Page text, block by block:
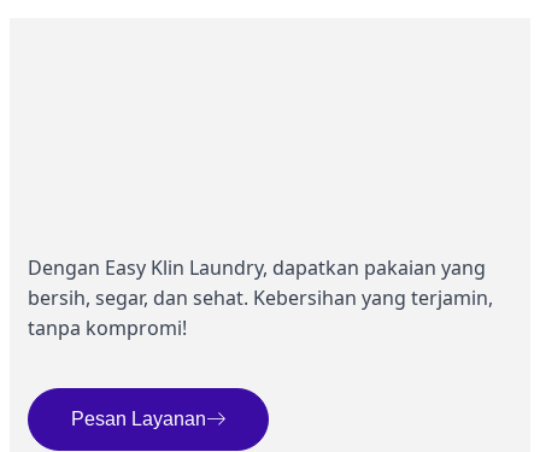
Dengan Easy Klin Laundry, dapatkan pakaian yang
bersih, segar, dan sehat. Kebersihan yang terjamin,
tanpa kompromi!
Pesan Layanan